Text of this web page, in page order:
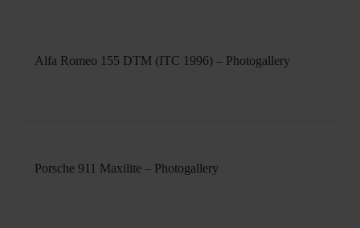
Alfa Romeo 155 DTM (ITC 1996) – Photogallery
Porsche 911 Maxilite – Photogallery